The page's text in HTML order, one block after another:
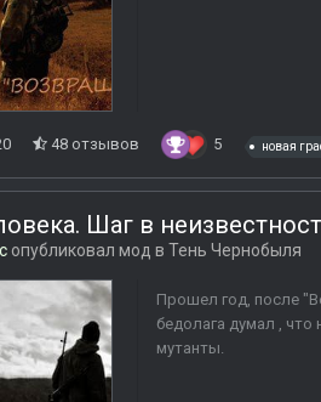
48 отзывов 5 новая
Шаг в
опубликовал мод в Тень Чернобыля
Прошел год, после
бедолага думал ,
мутанты.